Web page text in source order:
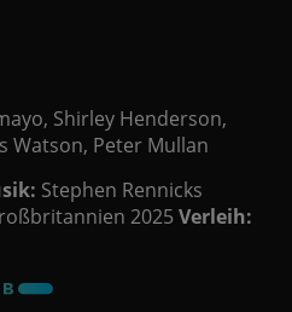
Shirley Henderson,
Watson, Peter Mullan
Stephen Rennicks
2025Verleih: